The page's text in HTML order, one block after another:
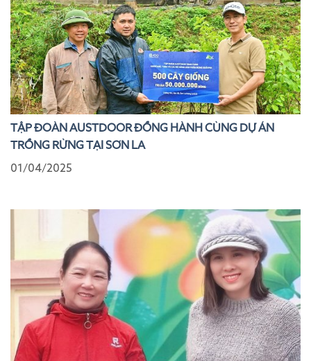
TẬP ĐOÀN AUSTDOOR ĐỒNG HÀNH CÙNG DỰ ÁN
TRỒNG RỪNG TẠI SƠN LA
01/04/2025